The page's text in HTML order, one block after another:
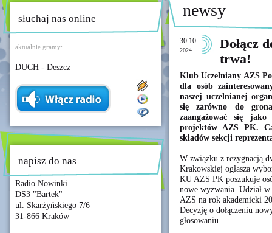
słuchaj nas online
aktualnie gramy:
DUCH - Deszcz
napisz do nas
Radio Nowinki
DS3 "Bartek"
ul. Skarżyńskiego 7/6
31-866 Kraków
newsy
30.10
2024
Dołącz
trwa!
Klub Uczelniany AZS
dla osób
naszej uczelnianej
się zarówno do
zaangażować się
projektów AZS PK.
składów sekcji
W związku z rezygnacją
Krakowskiej ogłasza
KU AZS PK poszukuje
nowe wyzwania. Udział
AZS na rok akademicki
Decyzję o dołączeniu
głosowaniu.